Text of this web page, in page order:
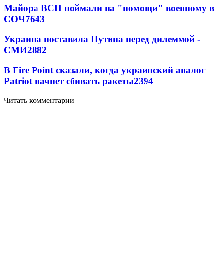
Майора ВСП поймали на "помощи" военному в
СОЧ7643
Украина поставила Путина перед дилеммой -
СМИ2882
В Fire Point сказали, когда украинский аналог
Patriot начнет сбивать ракеты2394
Читать комментарии